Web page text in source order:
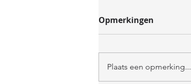
Opmerkingen
Plaats een opmerking...